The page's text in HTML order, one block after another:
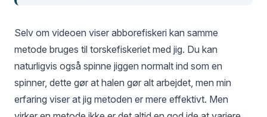
Selv om videoen viser abborefiskeri kan samme
metode bruges til torskefiskeriet med jig. Du kan
naturligvis også spinne jiggen normalt ind som en
spinner, dette gør at halen gør alt arbejdet, men min
erfaring viser at jig metoden er mere effektivt. Men